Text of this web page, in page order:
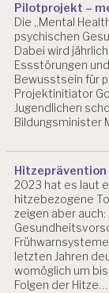
EI
T
R
Ä
V
N
T
I
O
N
P
R
E
S
Pilotprojekt –
Die „Mental
psychischen
Dabei wird
Essstörungen
Bewusstsein für
Projektinitiator
Jugendlichen
Bildungsminister
2023 hat es laut
hitzebezogene
zeigen aber
letzten Jahren
womöglich um
Folgen der